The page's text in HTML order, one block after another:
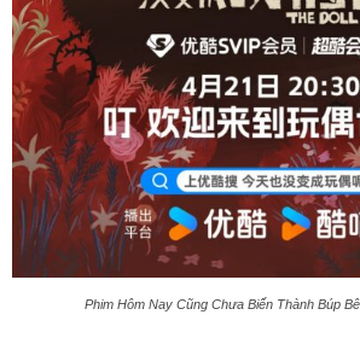
Phim Hôm Nay Cũng Chưa Biến Thành Búp